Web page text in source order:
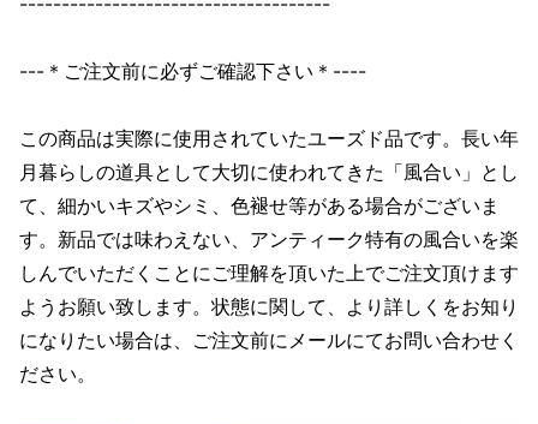
---＊ご注文前に必ずご確認下さい＊----
この商品は実際に使用されていたユーズド品です。長い年
月暮らしの道具として大切に使われてきた「風合い」とし
て、細かいキズやシミ、色褪せ等がある場合がございま
す。新品では味わえない、アンティーク特有の風合いを楽
しんでいただくことにご理解を頂いた上でご注文頂けます
ようお願い致します。状態に関して、より詳しくをお知り
になりたい場合は、ご注文前にメールにてお問い合わせく
ださい。